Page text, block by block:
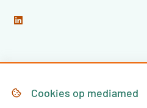
HomeCookies op mediamed